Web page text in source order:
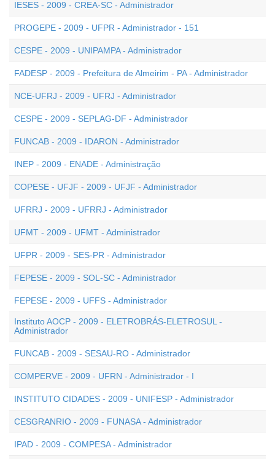
IESES - 2009 - CREA-SC - Administrador
PROGEPE - 2009 - UFPR - Administrador - 151
CESPE - 2009 - UNIPAMPA - Administrador
FADESP - 2009 - Prefeitura de Almeirim - PA - Administrador
NCE-UFRJ - 2009 - UFRJ - Administrador
CESPE - 2009 - SEPLAG-DF - Administrador
FUNCAB - 2009 - IDARON - Administrador
INEP - 2009 - ENADE - Administração
COPESE - UFJF - 2009 - UFJF - Administrador
UFRRJ - 2009 - UFRRJ - Administrador
UFMT - 2009 - UFMT - Administrador
UFPR - 2009 - SES-PR - Administrador
FEPESE - 2009 - SOL-SC - Administrador
FEPESE - 2009 - UFFS - Administrador
Instituto AOCP - 2009 - ELETROBRÁS-ELETROSUL -
Administrador
FUNCAB - 2009 - SESAU-RO - Administrador
COMPERVE - 2009 - UFRN - Administrador - I
INSTITUTO CIDADES - 2009 - UNIFESP - Administrador
CESGRANRIO - 2009 - FUNASA - Administrador
IPAD - 2009 - COMPESA - Administrador